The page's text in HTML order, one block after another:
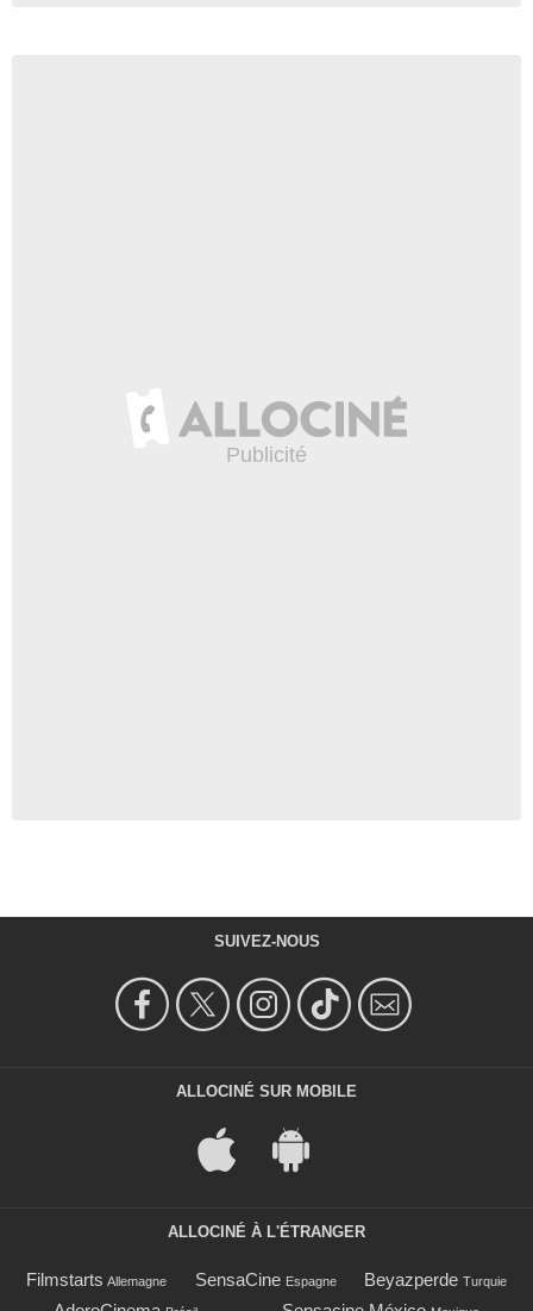
SUIVEZ-NOUS
ALLOCINÉ SUR MOBILE
ALLOCINÉ À L'ÉTRANGER
Filmstarts Allemagne SensaCine Espagne Beyazperde Turquie